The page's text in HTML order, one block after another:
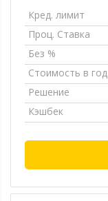
Кред. лимит
Проц. Ставка
Без %
Стоимость в год
Решение
Кэшбек